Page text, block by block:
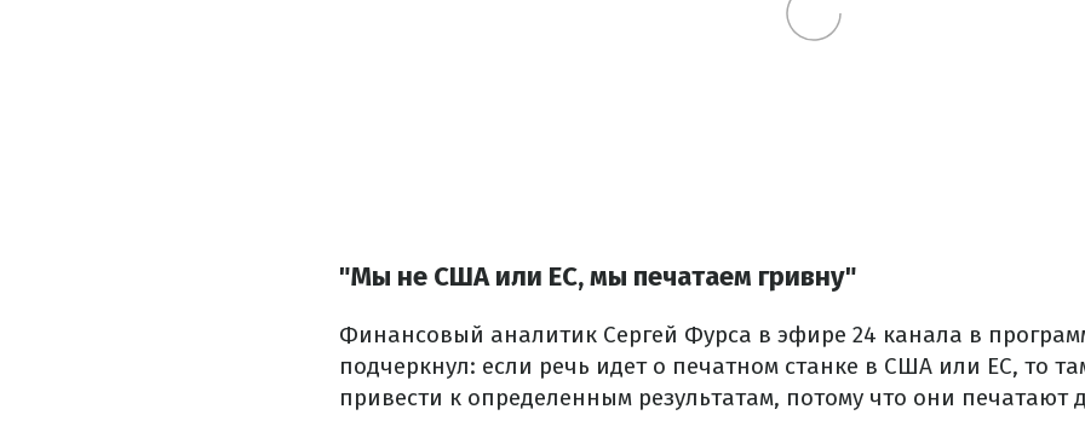
"Мы не США или ЕС, мы печатаем гривну"
Финансовый аналитик Сергей Фурса в эфире 24 канала в
подчеркнул: если речь идет о печатном станке в США или ЕС, то
привести к определенным результатам, потому что они печатают